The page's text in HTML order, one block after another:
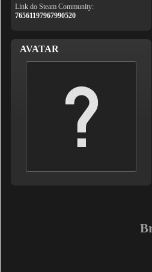
Link do Steam Community:
76561197967990520
AVATAR